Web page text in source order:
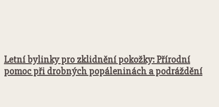
Letní bylinky pro zklidnění pokožky: Přírodní
pomoc při drobných popáleninách a podráždění